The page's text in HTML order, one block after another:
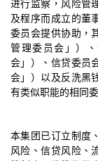
进行监察，风险管
及程序而成立的董
委员会提供协助，
管理委员会」）
会」）、信贷委员
会」）以及反洗黑
有类似职能的相同
本集团已订立制度
风险、信贷风险、